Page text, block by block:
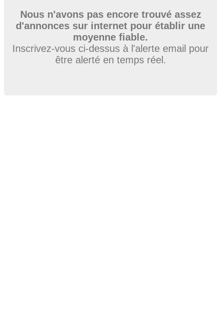
Nous n'avons pas encore trouvé assez
d'annonces sur internet pour établir une
moyenne fiable.
Inscrivez-vous ci-dessus à l'alerte email pour
être alerté en temps réel.